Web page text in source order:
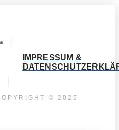
IMPRESSUM &
© 2025